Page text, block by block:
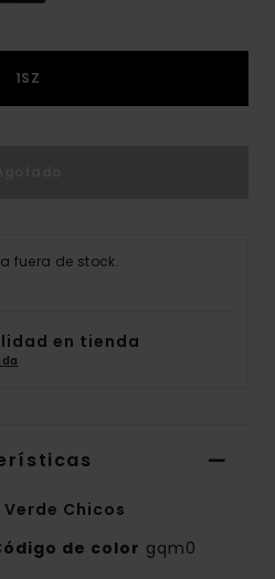
1SZ
fuera de stock.
en tienda
Chicos
de color gqm0